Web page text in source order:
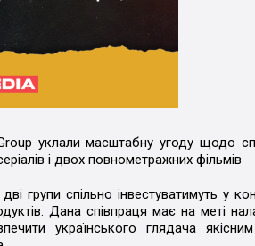
уклали масштабну угоду щодо
і двох повнометражних фільмів
групи спільно інвестуватимуть у
Дана співпраця має на меті
українського глядача